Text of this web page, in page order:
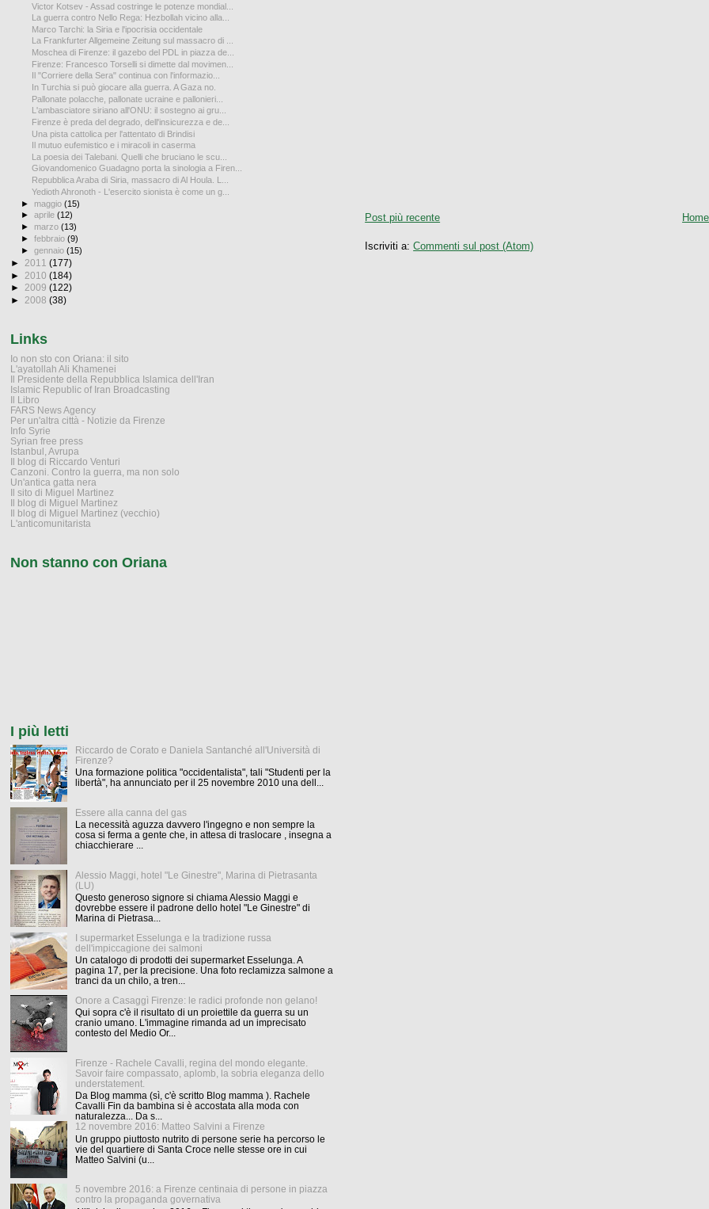
Post più recente
Iscriviti a:Commenti sul post (Atom)
Victor Kotsev - Assad costringe le potenze mondial...
La guerra contro Nello Rega: Hezbollah vicino alla...
Marco Tarchi: la Siria e l'ipocrisia occidentale
La Frankfurter Allgemeine Zeitung sul massacro di ...
Moschea di Firenze: il gazebo del PDL in piazza de...
Firenze: Francesco Torselli si dimette dal movimen...
Il "Corriere della Sera" continua con l'informazio...
In Turchia si può giocare alla guerra. A Gaza no.
Pallonate polacche, pallonate ucraine e pallonieri...
L'ambasciatore siriano all'ONU: il sostegno ai gru...
Firenze è preda del degrado, dell'insicurezza e de...
Una pista cattolica per l'attentato di Brindisi
Il mutuo eufemistico e i miracoli in caserma
La poesia dei Talebani. Quelli che bruciano le scu...
Giovandomenico Guadagno porta la sinologia a Firen...
Repubblica Araba di Siria, massacro di Al Houla. L...
Yedioth Ahronoth - L'esercito sionista è come un g...
► maggio(15)
►aprile(12)
► marzo(13)
►febbraio(9)
►gennaio(15)
► 2011 (177)
► 2010 (184)
► 2009 (122)
► 2008 (38)
Links
Io non sto con Oriana: il sito
L'ayatollah Ali Khamenei
Il Presidente della Repubblica Islamica dell'Iran
Islamic Republic of Iran Broadcasting
Il Libro
FARS News Agency
Per un'altra città - Notizie da Firenze
Info Syrie
Syrian free press
Istanbul, Avrupa
Il blog di Riccardo Venturi
Canzoni. Contro la guerra, ma non solo
Un'antica gatta nera
Il sito di Miguel Martinez
Il blog di Miguel Martinez
Il blog di Miguel Martinez (vecchio)
L'anticomunitarista
Non stanno con Oriana
I più letti
Riccardo de Corato e Daniela Santanché all'Università di
Firenze?
Una formazione politica "occidentalista", tali "Studenti per la
libertà", ha annunciato per il 25 novembre 2010 una dell...
Essere alla canna del gas
La necessità aguzza davvero l'ingegno e non sempre la
cosa si ferma a gente che, in attesa di traslocare , insegna a
chiacchierare ...
Alessio Maggi, hotel "Le Ginestre", Marina di Pietrasanta
(LU)
Questo generoso signore si chiama Alessio Maggi e
dovrebbe essere il padrone dello hotel "Le Ginestre" di
Marina di Pietrasa...
I supermarket Esselunga e la tradizione russa
dell'impiccagione dei salmoni
Un catalogo di prodotti dei supermarket Esselunga. A
pagina 17, per la precisione. Una foto reclamizza salmone a
tranci da un chilo, a tren...
Onore a Casaggì Firenze: le radici profonde non gelano!
Qui sopra c'è il risultato di un proiettile da guerra su un
cranio umano. L'immagine rimanda ad un imprecisato
contesto del Medio Or...
Firenze - Rachele Cavalli, regina del mondo elegante.
Savoir faire compassato, aplomb, la sobria eleganza dello
understatement.
Da Blog mamma (sì, c'è scritto Blog mamma ). Rachele
Cavalli Fin da bambina si è accostata alla moda con
naturalezza... Da s...
12 novembre 2016: Matteo Salvini a Firenze
Un gruppo piuttosto nutrito di persone serie ha percorso le
vie del quartiere di Santa Croce nelle stesse ore in cui
Matteo Salvini (u...
5 novembre 2016: a Firenze centinaia di persone in piazza
contro la propaganda governativa